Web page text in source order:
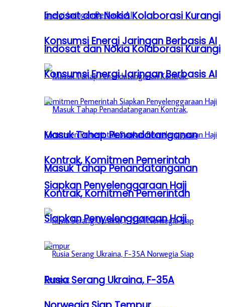
Indosat dan Nokia Kolaborasi Kurangi
Konsumsi Energi Jaringan Berbasis AI
Masuk Tahap Penandatanganan
Kontrak, Komitmen Pemerintah
Siapkan Penyelenggaraan Haji
Rusia Serang Ukraina, F-35A
Indosat dan Nokia Kolaborasi Kurangi
Konsumsi Energi Jaringan Berbasis AI
Masuk Tahap Penandatanganan
Kontrak, Komitmen Pemerintah
Siapkan Penyelenggaraan Haji